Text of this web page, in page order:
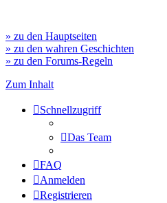
» zu den Hauptseiten
» zu den wahren Geschichten
» zu den Forums-Regeln
Zum Inhalt
Schnellzugriff
Das Team
FAQ
Anmelden
Registrieren